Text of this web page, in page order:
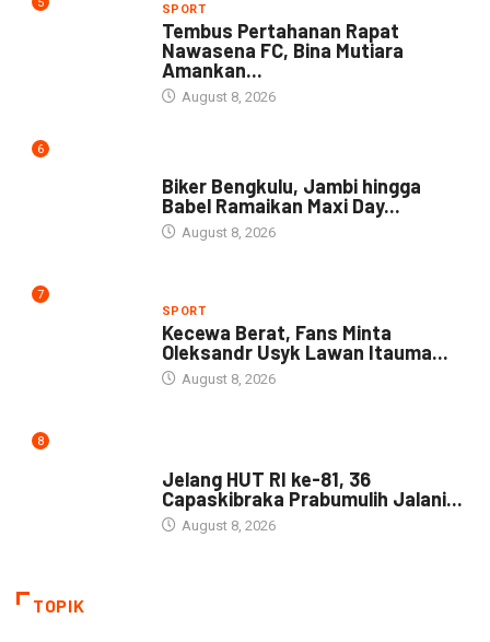
SPORT
Tembus Pertahanan Rapat
Nawasena FC, Bina Mutiara
Amankan...
August 8, 2026
6
Biker Bengkulu, Jambi hingga
Babel Ramaikan Maxi Day...
August 8, 2026
7
SPORT
Kecewa Berat, Fans Minta
Oleksandr Usyk Lawan Itauma...
August 8, 2026
8
Jelang HUT RI ke-81, 36
Capaskibraka Prabumulih Jalani...
August 8, 2026
TOPIK